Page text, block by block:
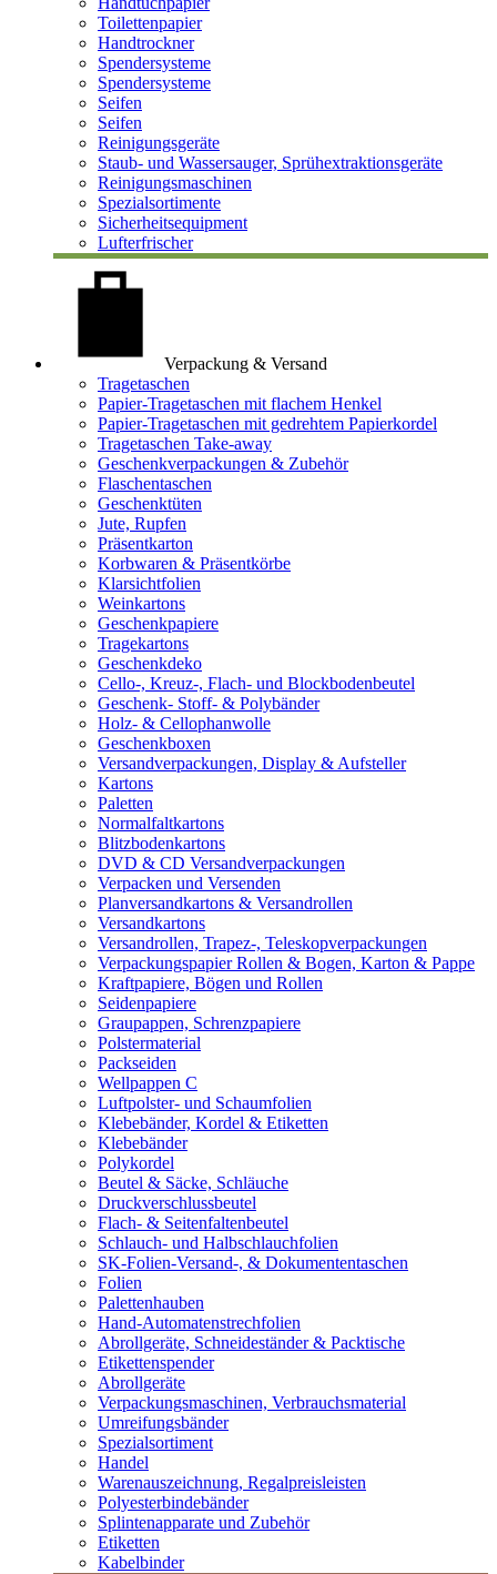
Toilettenpapier
Handtrockner
Spendersysteme
Spendersysteme
Seifen
Seifen
Reinigungsgeräte
Staub- und Wassersauger, Sprühextraktionsgeräte
Reinigungsmaschinen
Spezialsortimente
Sicherheitsequipment
Lufterfrischer
Verpackung & Versand
Tragetaschen
Papier-Tragetaschen mit flachem Henkel
Papier-Tragetaschen mit gedrehtem Papierkordel
Tragetaschen Take-away
Geschenkverpackungen & Zubehör
Flaschentaschen
Geschenktüten
Jute, Rupfen
Präsentkarton
Korbwaren & Präsentkörbe
Klarsichtfolien
Weinkartons
Geschenkpapiere
Tragekartons
Geschenkdeko
Cello-, Kreuz-, Flach- und Blockbodenbeutel
Geschenk- Stoff- & Polybänder
Holz- & Cellophanwolle
Geschenkboxen
Versandverpackungen, Display & Aufsteller
Kartons
Paletten
Normalfaltkartons
Blitzbodenkartons
DVD & CD Versandverpackungen
Verpacken und Versenden
Planversandkartons & Versandrollen
Versandkartons
Versandrollen, Trapez-, Teleskopverpackungen
Verpackungspapier Rollen & Bogen, Karton & Pappe
Kraftpapiere, Bögen und Rollen
Seidenpapiere
Graupappen, Schrenzpapiere
Polstermaterial
Packseiden
Wellpappen C
Luftpolster- und Schaumfolien
Klebebänder, Kordel & Etiketten
Klebebänder
Polykordel
Beutel & Säcke, Schläuche
Druckverschlussbeutel
Flach- & Seitenfaltenbeutel
Schlauch- und Halbschlauchfolien
SK-Folien-Versand-, & Dokumententaschen
Folien
Palettenhauben
Hand-Automatenstrechfolien
Abrollgeräte, Schneideständer & Packtische
Etikettenspender
Abrollgeräte
Verpackungsmaschinen, Verbrauchsmaterial
Umreifungsbänder
Spezialsortiment
Handel
Warenauszeichnung, Regalpreisleisten
Polyesterbindebänder
Splintenapparate und Zubehör
Etiketten
Kabelbinder